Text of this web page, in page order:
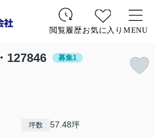
閲覧履歴お気に入り MENU
127846 募集1
坪数 57.48坪